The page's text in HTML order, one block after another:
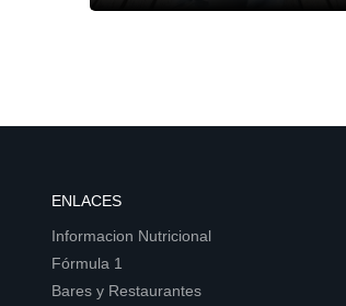
ENLACES
Informacion Nutricional
Fórmula 1
Bares y Restaurantes